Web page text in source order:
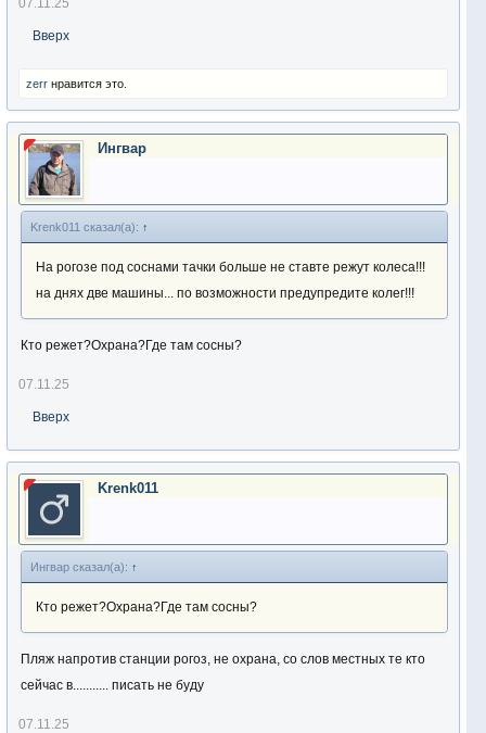
07.11.25
Вверх
zerr нравится это.
Ингвар
Krenk011 сказал(а): ↑
На рогозе под соснами тачки больше не ставте режут колеса!!!
на днях две машины... по возможности предупредите колег!!!
Кто режет?Охрана?Где там сосны?
07.11.25
Вверх
Krenk011
Ингвар сказал(а): ↑
Кто режет?Охрана?Где там сосны?
Пляж напротив станции рогоз, не охрана, со слов местных те кто
сейчас в........... писать не буду
07.11.25